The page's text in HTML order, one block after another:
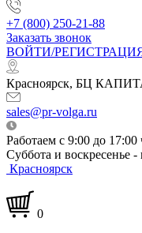
+7 (800) 250-21-88
Заказать звонок
ВОЙТИ/
Красноярск, БЦ
sales@pr-volga.ru
Работаем с 9:00 до 17:00
Суббота и воскресенье
Красноярск
0